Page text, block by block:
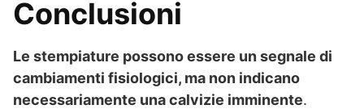
Conclusioni
Le stempiature possono essere un segnale di
cambiamenti fisiologici, ma non indicano
necessariamente una calvizie imminente.